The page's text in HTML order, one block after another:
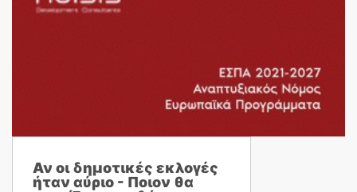
Αν οι δημοτικές εκλογές
ήταν αύριο - Ποιον θα